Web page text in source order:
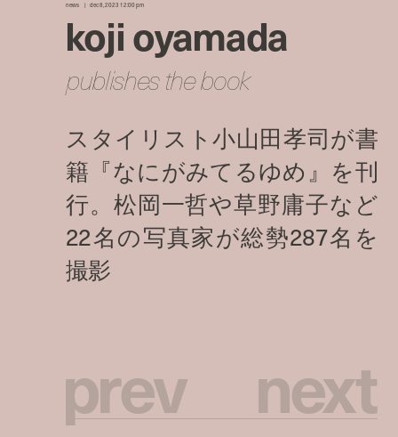
news dec 8, 2023 12:00 pm
koji oyamada
publishes the book
prev next